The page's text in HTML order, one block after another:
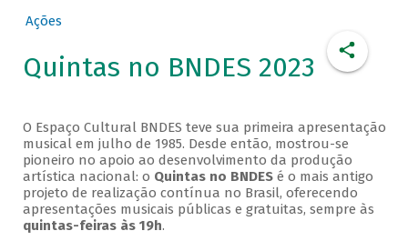
Ações
Quintas no BNDES 2023
O Espaço Cultural BNDES teve sua primeira apresentação
musical em julho de 1985. Desde então, mostrou-se
pioneiro no apoio ao desenvolvimento da produção
artística nacional: o Quintas no BNDESé o mais antigo
projeto de realização contínua no Brasil, oferecendo
apresentações musicais públicas e gratuitas, sempre às
quintas-feiras às 19h.